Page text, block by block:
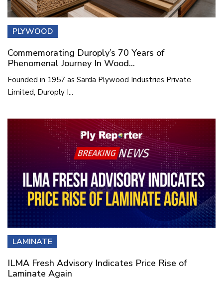
PLYWOOD
Commemorating Duroply’s 70 Years of
Phenomenal Journey In Wood...
Founded in 1957 as Sarda Plywood Industries Private
Limited, Duroply I...
LAMINATE
ILMA Fresh Advisory Indicates Price Rise of
Laminate Again